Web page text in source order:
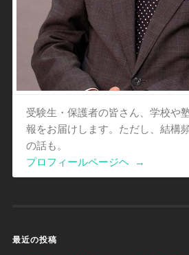
受験生・保護者の皆さん、学校や
報をお届けします。ただし、結構
の話も。
プロフィールページヘ
→
最近の投稿